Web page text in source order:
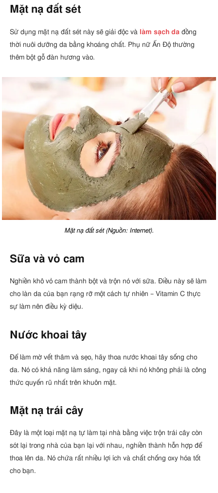
Mặt nạ đất sét
Sử dụng mặt nạ đất sét này sẽ giải độc và làm sạch da đồng
thời nuôi dưỡng da bằng khoáng chất. Phụ nữ Ấn Độ thường
thêm bột gỗ đàn hương vào.
Mặt nạ đất sét (Nguồn: Internet).
Sữa và vỏ cam
Nghiền khô vỏ cam thành bột và trộn nó với sữa. Điều này sẽ làm
cho làn da của bạn rạng rỡ một cách tự nhiên – Vitamin C thực
sự làm nên điều kỳ diệu.
Nước khoai tây
Để làm mờ vết thâm và sẹo, hãy thoa nước khoai tây sống cho
da. Nó có khả năng làm sáng, ngay cả khi nó không phải là công
thức quyến rũ nhất trên khuôn mặt.
Mặt nạ trái cây
Đây là một loại mặt nạ tự làm tại nhà bằng việc trộn trái cây còn
sót lại trong nhà của bạn lại với nhau, nghiền thành hỗn hợp để
thoa lên da. Nó chứa rất nhiều lợi ích và chất chống oxy hóa tốt
cho bạn.